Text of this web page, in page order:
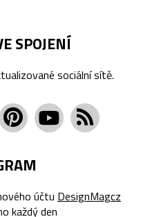
SPOJENÍ
sociální sítě.
účtu DesignMagcz
každý den